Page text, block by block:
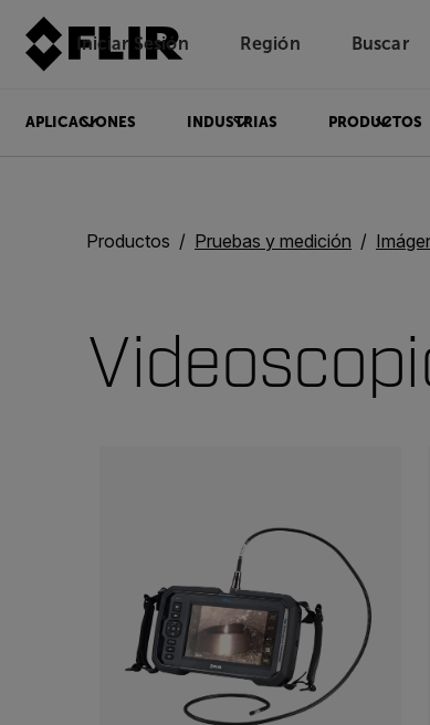
Iniciar Sesión Región Buscar
APLICACIONES INDUSTRIAS PRODUCTOS
Productos Pruebas y medición